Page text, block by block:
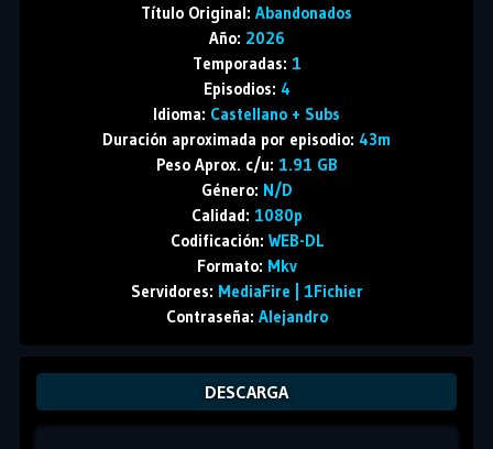
Título Original: Abandonados
Año: 2026
Temporadas: 1
Episodios: 4
Idioma: Castellano + Subs
Duración aproximada por episodio: 43m
Peso Aprox. c/u: 1.91 GB
Género: N/D
Calidad: 1080p
Codificación: WEB-DL
Formato: Mkv
Servidores: MediaFire | 1Fichier
Contraseña: Alejandro
DESCARGA